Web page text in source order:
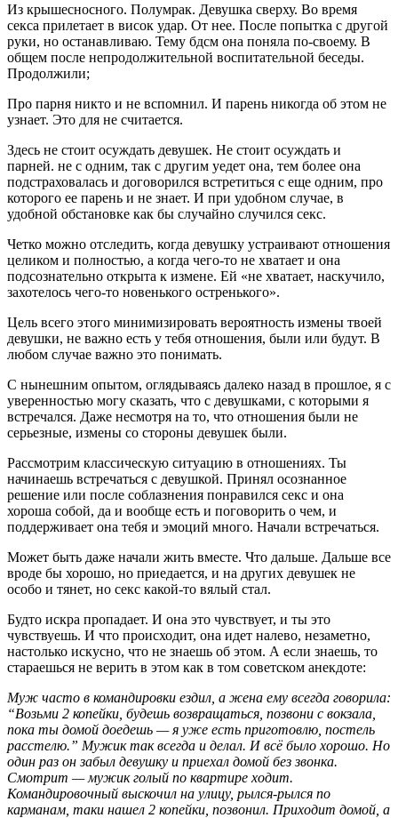
Из крышесносного. Полумрак. Девушка сверху. Во время
секса прилетает в висок удар. От нее. После попытка с другой
руки, но останавливаю. Тему бдсм она поняла по-своему. В
общем после непродолжительной воспитательной беседы.
Продолжили;
Про парня никто и не вспомнил. И парень никогда об этом не
узнает. Это для не считается.
Здесь не стоит осуждать девушек. Не стоит осуждать и
парней. не с одним, так с другим уедет она, тем более она
подстраховалась и договорился встретиться с еще одним, про
которого ее парень и не знает. И при удобном случае, в
удобной обстановке как бы случайно случился секс.
Четко можно отследить, когда девушку устраивают отношения
целиком и полностью, а когда чего-то не хватает и она
подсознательно открыта к измене. Ей «не хватает, наскучило,
захотелось чего-то новенького остренького».
Цель всего этого минимизировать вероятность измены твоей
девушки, не важно есть у тебя отношения, были или будут. В
любом случае важно это понимать.
С нынешним опытом, оглядываясь далеко назад в прошлое, я с
уверенностью могу сказать, что с девушками, с которыми я
встречался. Даже несмотря на то, что отношения были не
серьезные, измены со стороны девушек были.
Рассмотрим классическую ситуацию в отношениях. Ты
начинаешь встречаться с девушкой. Принял осознанное
решение или после соблазнения понравился секс и она
хороша собой, да и вообще есть и поговорить о чем, и
поддерживает она тебя и эмоций много. Начали встречаться.
Может быть даже начали жить вместе. Что дальше. Дальше все
вроде бы хорошо, но приедается, и на других девушек не
особо и тянет, но секс какой-то вялый стал.
Будто искра пропадает. И она это чувствует, и ты это
чувствуешь. И что происходит, она идет налево, незаметно,
настолько искусно, что не знаешь об этом. А если знаешь, то
стараешься не верить в этом как в том советском анекдоте:
Муж часто в командировки ездил, а жена ему всегда говорила:
“Возьми 2 копейки, будешь возвращаться, позвони с вокзала,
пока ты домой доедешь — я уже есть приготовлю, постель
расстелю.” Мужик так всегда и делал. И всё было хорошо. Но
один раз он забыл девушку и приехал домой без звонка.
Смотрит — мужик голый по квартире ходит.
Командировочный выскочил на улицу, рылся-рылся по
карманам, таки нашел 2 копейки, позвонил. Приходит домой, а